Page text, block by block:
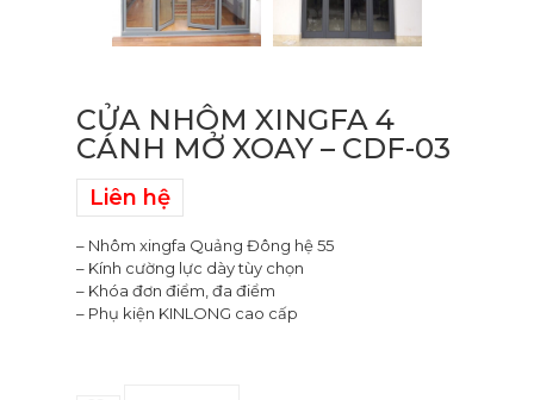
CỬA NHÔM XINGFA 4
CÁNH MỞ XOAY – CDF-03
Liên hệ
– Nhôm xingfa Quảng Đông hệ 55
– Kính cường lực dày tùy chọn
– Khóa đơn điểm, đa điểm
– Phụ kiện KINLONG cao cấp